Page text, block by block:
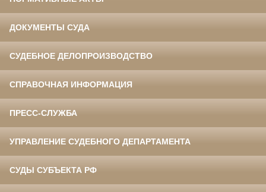
ДОКУМЕНТЫ СУДА
СУДЕБНОЕ ДЕЛОПРОИЗВОДСТВО
СПРАВОЧНАЯ ИНФОРМАЦИЯ
ПРЕСС-СЛУЖБА
УПРАВЛЕНИЕ СУДЕБНОГО ДЕПАРТАМЕНТА
СУДЫ СУБЪЕКТА РФ